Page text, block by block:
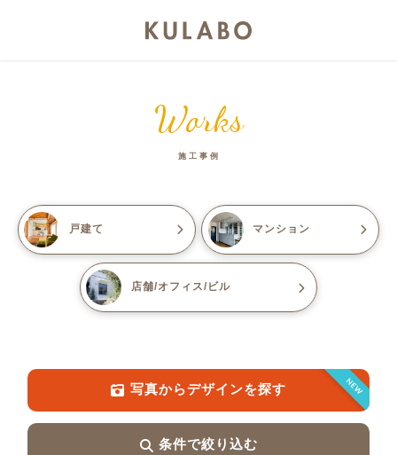
Works
施工事例
戸建て マンション
店舗/オフィス/ビル
NEW
写真からデザインを探す
条件で絞り込む